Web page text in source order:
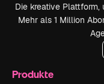
Die kreative
Mehr als 1 Million
Produkte